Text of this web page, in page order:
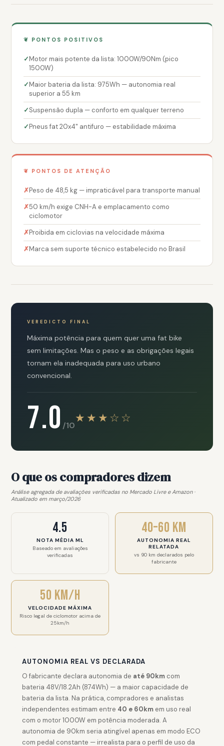
❦ PONTOS POSITIVOS
Motor mais potente da lista: 1000W/90Nm (pico
1500W)
Maior bateria da lista: 975Wh — autonomia real
superior a 55 km
Suspensão dupla — conforto em qualquer terreno
Pneus fat 20x4" antifuro — estabilidade máxima
❦ PONTOS DE ATENÇÃO
Peso de 48,5 kg — impraticável para transporte manual
50 km/h exige CNH-A e emplacamento como
ciclomotor
Proibida em ciclovias na velocidade máxima
Marca sem suporte técnico estabelecido no Brasil
VEREDICTO FINAL
Máxima potência para quem quer uma fat bike
sem limitações. Mas o peso e as obrigações legais
tornam ela inadequada para uso urbano
convencional.
7.0/10
★★★☆☆
O que os compradores dizem
Análise agregada de avaliações verificadas no Mercado Livre e Amazon ·
Atualizado em março/2026
4.5
NOTA MÉDIA ML
Baseado em avaliações
verificadas
40–60 km
AUTONOMIA REAL
RELATADA
vs 90 km declarados pelo
fabricante
50 km/h
VELOCIDADE MÁXIMA
Risco legal de ciclomotor acima de
25km/h
AUTONOMIA REAL VS DECLARADA
O fabricante declara autonomia de até 90km com
bateria 48V/18.2Ah (874Wh) — a maior capacidade de
bateria da lista. Na prática, compradores e analistas
independentes estimam entre 40 e 60km em uso real
com o motor 1000W em potência moderada. A
autonomia de 90km seria atingível apenas em modo ECO
com pedal constante — irrealista para o perfil de uso da